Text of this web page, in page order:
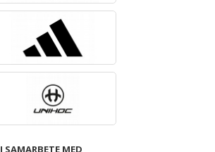
I SAMARBETE MED